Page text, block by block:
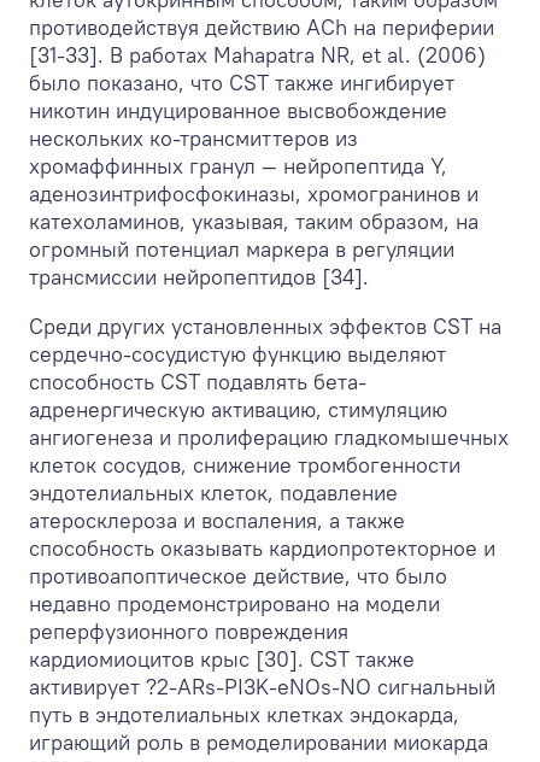
противодействуя действию ACh на периферии
[31-33]. В работах Mahapatra NR, et al. (2006)
было показано, что CST также ингибирует
никотин индуцированное высвобождение
нескольких ко-трансмиттеров из
хромаффинных гранул — нейропептида Y,
аденозинтрифосфокиназы, хромогранинов и
катехоламинов, указывая, таким образом, на
огромный потенциал маркера в регуляции
трансмиссии нейропептидов [34].
Среди других установленных эффектов CST на
сердечно-сосудистую функцию выделяют
способность CST подавлять бета-
адренергическую активацию, стимуляцию
ангиогенеза и пролиферацию гладкомышечных
клеток сосудов, снижение тромбогенности
эндотелиальных клеток, подавление
атеросклероза и воспаления, а также
способность оказывать кардиопротекторное и
противоапоптическое действие, что было
недавно продемонстрировано на модели
реперфузионного повреждения
кардиомиоцитов крыс [30]. CST также
активирует ?2-ARs-PI3K-eNOs-NO сигнальный
путь в эндотелиальных клетках эндокарда,
играющий роль в ремоделировании миокарда